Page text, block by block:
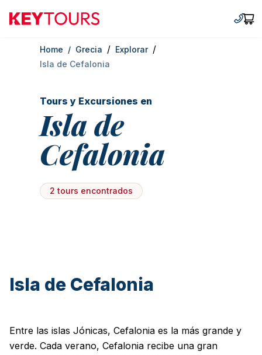
Keytours +30
Home / Grecia / Explorar /
Isla de Cefalonia
Tours y Excursiones en
Isla de
Cefalonia
2 tours encontrados
Isla de Cefalonia
Entre las islas Jónicas, Cefalonia es la más grande y
verde. Cada verano, Cefalonia recibe una gran